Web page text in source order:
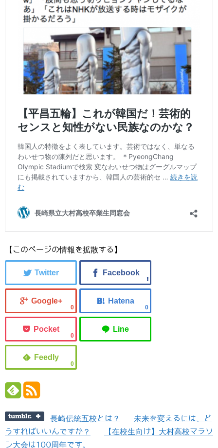
【このページの情報を拡散する】
0 0
0
0
長崎伝統五校とは？
未来を変えるには、ど
うすればいいんですか？
【在校生向け】大村高校マラソ
ン大会は100周年です。